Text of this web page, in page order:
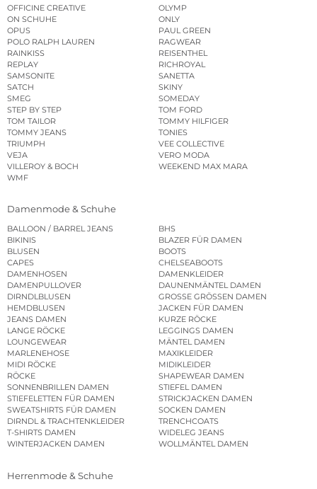
OFFICINE CREATIVE
OLYMP
ON SCHUHE
ONLY
OPUS
PAUL GREEN
POLO RALPH LAUREN
RAGWEAR
RAINKISS
REISENTHEL
REPLAY
RICHROYAL
SAMSONITE
SANETTA
SATCH
SKINY
SMEG
SOMEDAY
STEP BY STEP
TOM FORD
TOM TAILOR
TOMMY HILFIGER
TOMMY JEANS
TONIES
TRIUMPH
VEE COLLECTIVE
VEJA
VERO MODA
VILLEROY & BOCH
WEEKEND MAX MARA
WMF
Damenmode & Schuhe
BALLOON / BARREL JEANS
BHS
BIKINIS
BLAZER FÜR DAMEN
BLUSEN
BOOTS
CAPES
CHELSEABOOTS
DAMENHOSEN
DAMENKLEIDER
DAMENPULLOVER
DAUNENMÄNTEL DAMEN
DIRNDLBLUSEN
GROSSE GRÖSSEN DAMEN
HEMDBLUSEN
JACKEN FÜR DAMEN
JEANS DAMEN
KURZE RÖCKE
LANGE RÖCKE
LEGGINGS DAMEN
LOUNGEWEAR
MÄNTEL DAMEN
MARLENEHOSE
MAXIKLEIDER
MIDI RÖCKE
MIDIKLEIDER
RÖCKE
SHAPEWEAR DAMEN
SONNENBRILLEN DAMEN
STIEFEL DAMEN
STIEFELETTEN FÜR DAMEN
STRICKJACKEN DAMEN
SWEATSHIRTS FÜR DAMEN
SOCKEN DAMEN
DIRNDL & TRACHTENKLEIDER
TRENCHCOATS
T-SHIRTS DAMEN
WIDELEG JEANS
WINTERJACKEN DAMEN
WOLLMÄNTEL DAMEN
Herrenmode & Schuhe